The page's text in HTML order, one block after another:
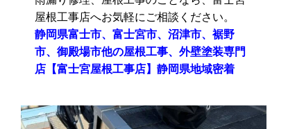
屋根工事店へお気軽にご相談ください。
静岡県富士市、富士宮市、沼津市、裾野
市、御殿場市他の屋根工事、外壁塗装専門
店【富士宮屋根工事店】静岡県地域密着